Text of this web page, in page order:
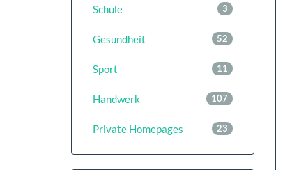
3
Schule
52
Gesundheit
11
Sport
107
Handwerk
23
Private Homepages